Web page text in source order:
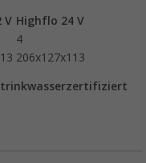
V Highflo 24 V
4
206x127x113
trinkwasserzertifiziert